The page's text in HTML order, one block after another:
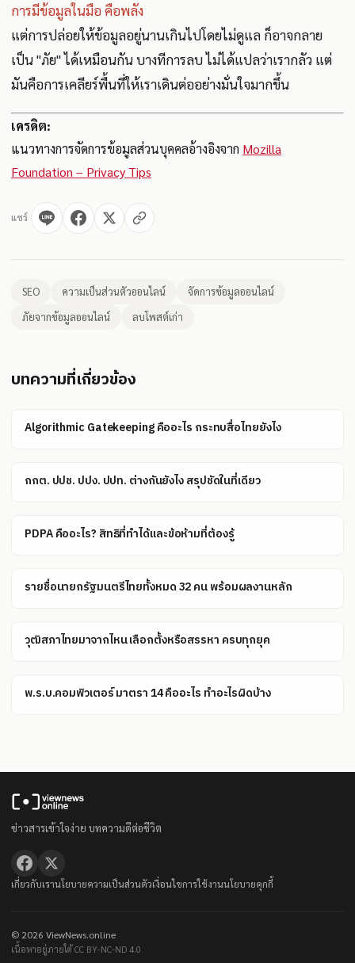
การมีข้อมูลในมือ คือพลัง
แต่การปล่อยให้ข้อมูลอยู่นานเกินไปโดยไม่ดูแล ก็อาจกลาย
เป็น "ภัย" ได้เหมือนกัน บางทีการลบ ไม่ได้แปลว่าเรากลัว แต่
มันคือการเคลียร์พื้นที่ให้เราเดินต่ออย่างมั่นใจมากขึ้น
เครดิต:
แนวทางการจัดการข้อมูลส่วนบุคคลอ้างอิงจาก Mozilla
Foundation – Privacy Tips
แชร์
SEO ความเป็นส่วนตัวออนไลน์
จัดการข้อมูลออนไลน์
ภัยจากข้อมูลออนไลน์
ลบโพสต์เก่า
บทความที่เกี่ยวข้อง
Algorithmic Gatekeeping คืออะไร กระทบสื่อไทยยังไง
กกต. ปปช. ปปง. ปปท. ต่างกันยังไง สรุปชัดในที่เดียว
PDPA คืออะไร? สิทธิที่ทำได้และข้อห้ามที่ต้องรู้
รายชื่อนายกรัฐมนตรีไทยทั้งหมด 32 คน พร้อมผลงานหลัก
วุฒิสภาไทยมาจากไหน เลือกตั้งหรือสรรหา ครบทุกยุค
พ.ร.บ.คอมพิวเตอร์ มาตรา 14 คืออะไร ทำอะไรผิดบ้าง
ข่าวสารเข้าใจง่าย บทความดีต่อชีวิต
เกี่ยวกับเรานโยบายความเป็นส่วนตัวเงื่อนไขการใช้งานนโยบายคุกกี้
© 2026 ViewNews.online
เนื้อหาอยู่ภายใต้ CC BY-NC-ND 4.0